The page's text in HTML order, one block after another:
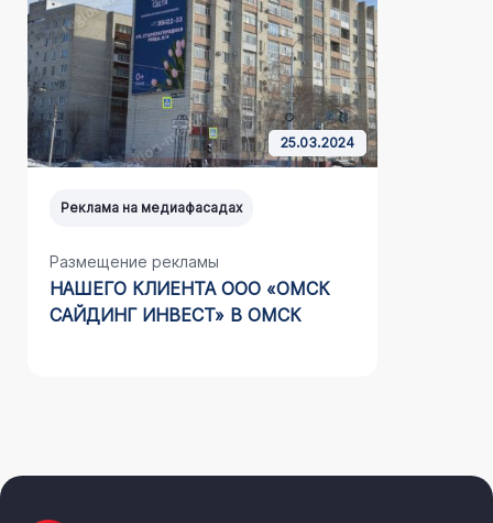
25.03.2024
Реклама на медиафасадах
Размещение рекламы
НАШЕГО КЛИЕНТА ООО «ОМСК
САЙДИНГ ИНВЕСТ» В ОМСК